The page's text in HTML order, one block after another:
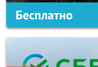
Бесплатно